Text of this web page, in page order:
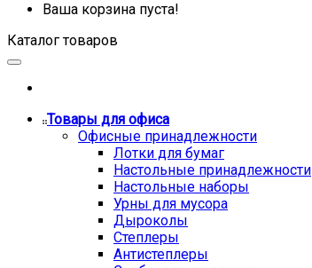
Ваша корзина пуста!
Каталог товаров
Товары для офиса
Офисные принадлежности
Лотки для бумаг
Настольные принадлежности
Настольные наборы
Урны для мусора
Дыроколы
Степлеры
Антистеплеры